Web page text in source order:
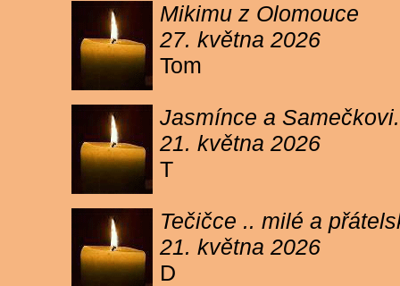
Mikimu z Olomouce
27. května 2026
Tom
Jasmínce a
21. května 2026
T
Tečičce .. milé a
21. května 2026
D